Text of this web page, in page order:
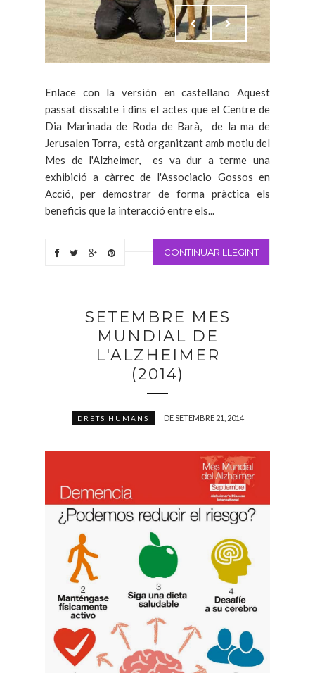
Enlace con la versión en castellano Aquest
passat dissabte i dins el actes que el Centre de
Dia Marinada de Roda de Barà, de la ma de
Jerusalen Torra, està organitzant amb motiu del
Mes de l'Alzheimer, es va dur a terme una
exhibició a càrrec de l'Associacio Gossos en
Acció, per demostrar de forma pràctica els
beneficis que la interacció entre els...
CONTINUAR LLEGINT
SETEMBRE MES
MUNDIAL DE
L'ALZHEIMER
(2014)
DRETS HUMANS DE SETEMBRE 21, 2014